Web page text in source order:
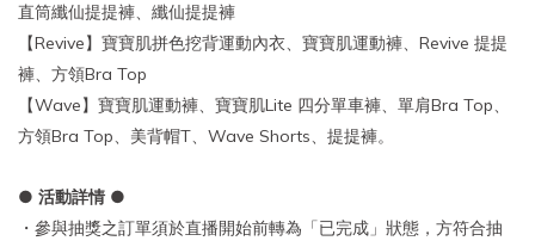
直筒纖仙提提褲、纖仙提提褲
【Revive】寶寶肌拼色挖背運動內衣、寶寶肌運動褲、Revive 提提
褲、方領Bra Top
【Wave】寶寶肌運動褲、寶寶肌Lite 四分單車褲、單肩Bra Top、
方領Bra Top、美背帽T、Wave Shorts、提提褲。
● 活動詳情 ●
・參與抽獎之訂單須於直播開始前轉為「已完成」狀態，方符合抽